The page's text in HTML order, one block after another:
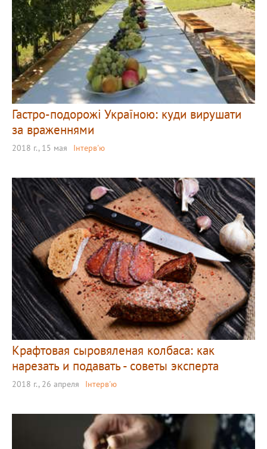
Гастро-подорожі Україною: куди вирушати
за враженнями
2018 г., 15 мая Інтерв'ю
Крафтовая сыровяленая колбаса: как
нарезать и подавать - советы эксперта
2018 г., 26 апреля Інтерв'ю